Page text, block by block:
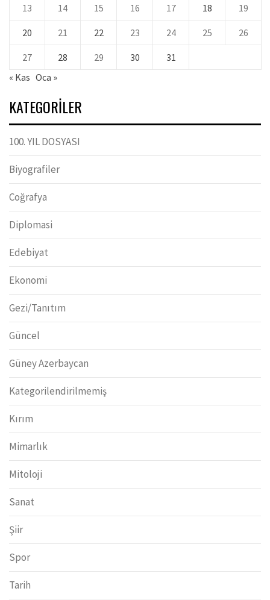
13 14 15 16 17 18 19
20 21 22 23 24 25 26
27 28 29 30
31
« Kas Oca »
KATEGORILER
100. YIL DOSYASI
Biyografiler
Coğrafya
Diplomasi
Edebiyat
Ekonomi
Gezi/Tanıtım
Güncel
Güney Azerbaycan
Kategorilendirilmemiş
Kırım
Mimarlık
Mitoloji
Sanat
Şiir
Spor
Tarih